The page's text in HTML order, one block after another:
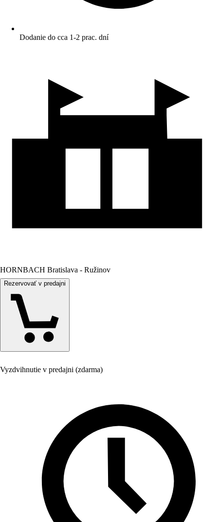
Dodanie do cca 1-2 prac. dní
HORNBACH Bratislava - Ružinov
Rezervovať v predajni
Vyzdvihnutie v predajni (zdarma)